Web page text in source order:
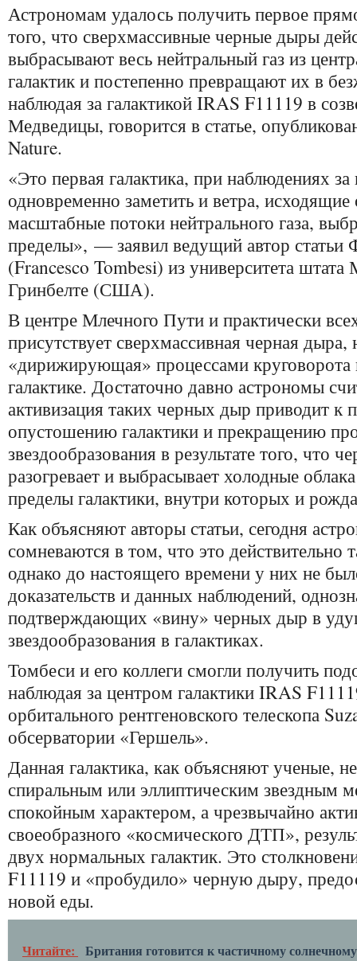
Астрономам удалось получить первое
того, что сверхмассивные черные дыры
выбрасывают весь нейтральный газ из
галактик и постепенно превращают их в
наблюдая за галактикой IRAS F11119 в
Медведицы, говорится в статье,
Nature.
«Это первая галактика, при наблюдениях
одновременно заметить и ветра, исходящие
масштабные потоки нейтрального газа,
пределы», — заявил ведущий автор статьи
(Francesco Tombesi) из университета штата
Гринбелте (США).
В центре Млечного Пути и практически
присутствует сверхмассивная черная
«дирижирующая» процессами круговорота
галактике. Достаточно давно астрономы
активизация таких черных дыр приводит к
опустошению галактики и прекращению
звездообразования в результате того, что
разогревает и выбрасывает холодные
пределы галактики, внутри которых и
Как объясняют авторы статьи, сегодня
сомневаются в том, что это действительно
однако до настоящего времени у них не
доказательств и данных наблюдений,
подтверждающих «вину» черных дыр в
звездообразования в галактиках.
Томбеси и его коллеги смогли получить
наблюдая за центром галактики IRAS
орбитального рентгеновского телескопа
обсерватории «Гершель».
Данная галактика, как объясняют ученые,
спиральным или эллиптическим звездным
спокойным характером, а чрезвычайно
своеобразного «космического ДТП»,
двух нормальных галактик. Это
F11119 и «пробудило» черную дыру,
новой еды.
Читайте: Британия готовится к частичному